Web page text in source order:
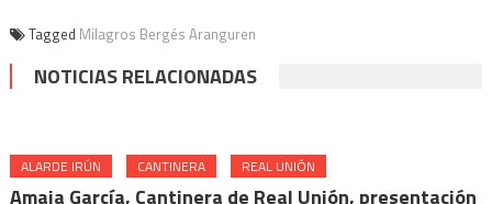
Tagged Milagros Bergés Aranguren
NOTICIAS RELACIONADAS
ALARDE IRÚN CANTINERA REAL UNIÓN
Amaia García, Cantinera de Real Unión, presentación